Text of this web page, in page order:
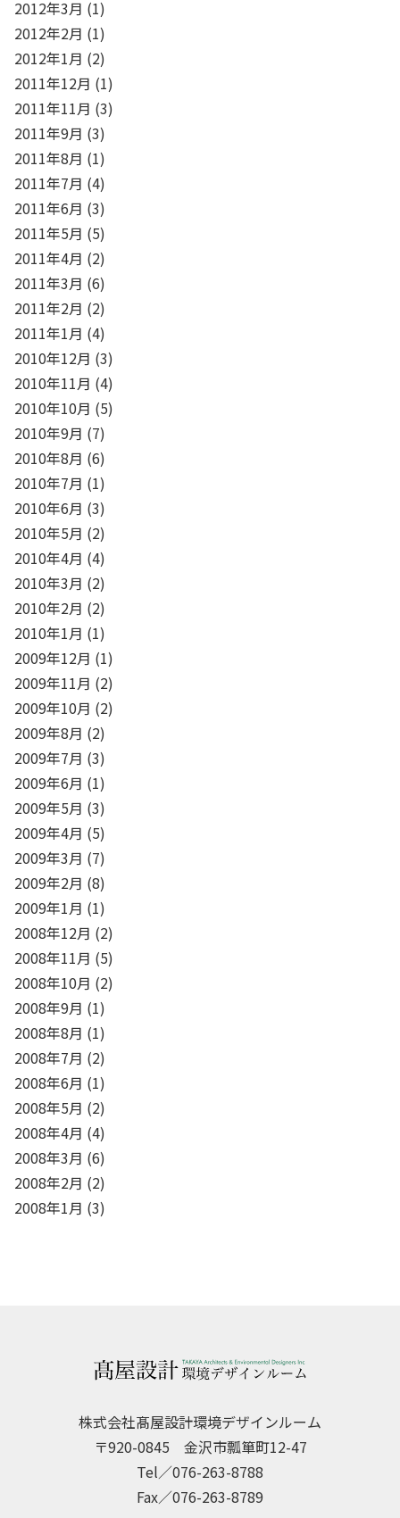
2012年3月 (1)
2012年2月 (1)
2012年1月 (2)
2011年12月 (1)
2011年11月 (3)
2011年9月 (3)
2011年8月 (1)
2011年7月 (4)
2011年6月 (3)
2011年5月 (5)
2011年4月 (2)
2011年3月 (6)
2011年2月 (2)
2011年1月 (4)
2010年12月 (3)
2010年11月 (4)
2010年10月 (5)
2010年9月 (7)
2010年8月 (6)
2010年7月 (1)
2010年6月 (3)
2010年5月 (2)
2010年4月 (4)
2010年3月 (2)
2010年2月 (2)
2010年1月 (1)
2009年12月 (1)
2009年11月 (2)
2009年10月 (2)
2009年8月 (2)
2009年7月 (3)
2009年6月 (1)
2009年5月 (3)
2009年4月 (5)
2009年3月 (7)
2009年2月 (8)
2009年1月 (1)
2008年12月 (2)
2008年11月 (5)
2008年10月 (2)
2008年9月 (1)
2008年8月 (1)
2008年7月 (2)
2008年6月 (1)
2008年5月 (2)
2008年4月 (4)
2008年3月 (6)
2008年2月 (2)
2008年1月 (3)
株式会社髙屋設計環境デザインルーム
〒920-0845 金沢市瓢箪町12-47
Tel／076-263-8788
Fax／076-263-8789